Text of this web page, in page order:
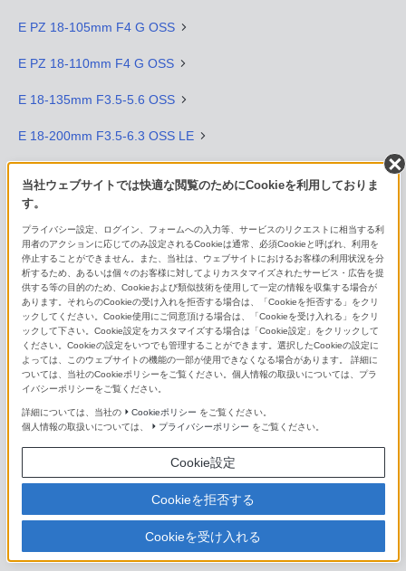
E PZ 18-105mm F4 G OSS
E PZ 18-110mm F4 G OSS
E 18-135mm F3.5-5.6 OSS
E 18-200mm F3.5-6.3 OSS LE
E 55-210mm F4.5-6.3 OSS
E 70-350mm F4.5-6.3 G OSS
単焦点レンズ（Eマウント用）
FE 14mm F1.8 GM
FE 16mm F1.8 G
FE 20mm F1.8 G
FE 24mm F1.4 GM
当社ウェブサイトでは快適な閲覧のためにCookieを利用しておりま
す。
プライバシー設定、ログイン、フォームへの入力等、サービスのリクエストに相当する利
用者のアクションに応じてのみ設定されるCookieは通常、必須Cookieと呼ばれ、利用を
停止することができません。また、当社は、ウェブサイトにおけるお客様の利用状況を分
析するため、あるいは個々のお客様に対してよりカスタマイズされたサービス・広告を提
供する等の目的のため、Cookieおよび類似技術を使用して一定の情報を収集する場合が
あります。それらのCookieの受け入れを拒否する場合は、「Cookieを拒否する」をクリ
ックしてください。Cookie使用にご同意頂ける場合は、「Cookieを受け入れる」をクリ
ックして下さい。Cookie設定をカスタマイズする場合は「Cookie設定」をクリックして
ください。Cookieの設定をいつでも管理することができます。選択したCookieの設定に
よっては、このウェブサイトの機能の一部が使用できなくなる場合があります。 詳細に
ついては、当社のCookieポリシーをご覧ください。個人情報の取扱いについては、プラ
イバシーポリシーをご覧ください。
詳細については、当社の Cookieポリシー をご覧ください。
個人情報の取扱いについては、
プライバシーポリシー をご覧ください。
Cookie設定
Cookieを拒否する
Cookieを受け入れる